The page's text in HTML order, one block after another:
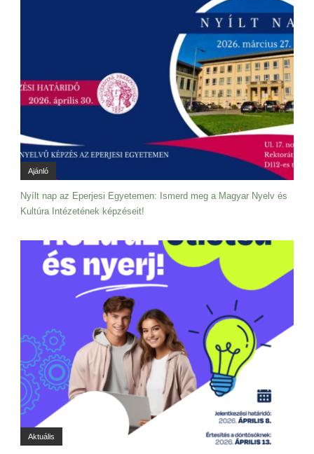
Ajánló
Nyílt nap az Eperjesi Egyetemen: Ismerd meg a Magyar Nyelv és
Kultúra Intézetének képzéseit!
Aktuális